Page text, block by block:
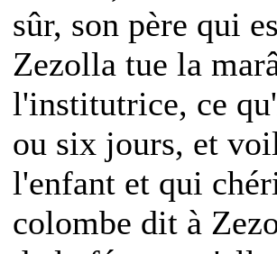
sûr, son père qui
Zezolla tue la
l'institutrice, ce
ou six jours, et
l'enfant et qui
colombe dit à